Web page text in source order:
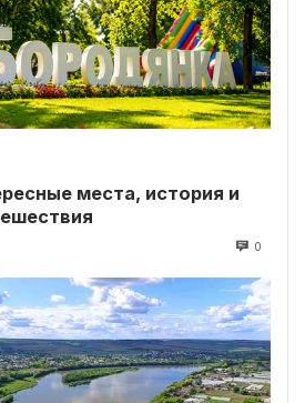
места, история и
0